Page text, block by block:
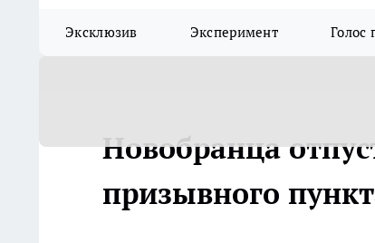
Эксклюзив Эксперимент Голос
Новобранца
призывного